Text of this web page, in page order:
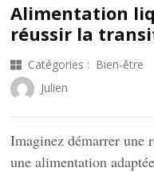
Alimentation
réussir la
Catégories : Bien-être
Julien
Imaginez démarrer une
une alimentation